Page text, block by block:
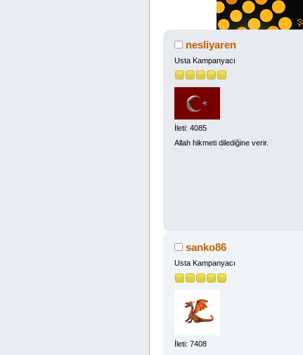
nesliyaren
Usta Kampanyacı
İleti: 4085
Allah hikmeti dilediğine verir.
sanko86
Usta Kampanyacı
İleti: 7408